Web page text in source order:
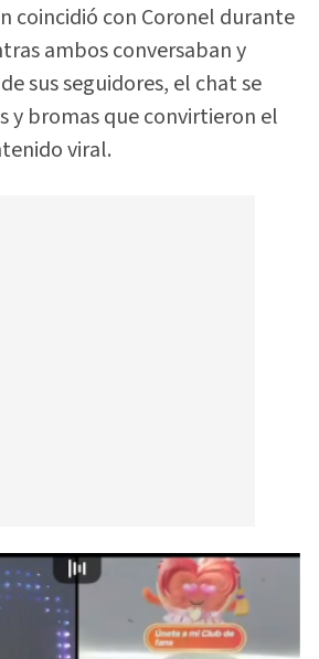
coincidió con Coronel durante
ambos conversaban y
sus seguidores, el chat se
y bromas que convirtieron el
viral.